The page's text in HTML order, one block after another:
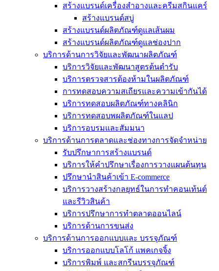
สร้างแบรนด์เครื่องสำอางและครีมสกินแคร์
สร้างแบรนด์สบู่
สร้างแบรนด์ผลิตภัณฑ์ดูแลเส้นผม
สร้างแบรนด์ผลิตภัณฑ์ดูแลช่องปาก
บริการด้านการวิจัยและพัฒนาผลิตภัณฑ์
บริการวิจัยและพัฒนาสูตรต้นตำรับ
บริการตรวจสารต้องห้ามในผลิตภัณฑ์
การทดสอบความสเถียรและความเข้ากันได้
บริการทดสอบผลิตภัณฑ์ทางคลินิก
บริการทดสอบพผลิตภัณฑ์ในแลป
บริการอบรมและสัมมนา
บริการด้านการตลาดและช่องทางการจัดจำหน่าย
รับปรึกษาการสร้างแบรนด์
บริการให้คำปรึกษาเรื่องการวางแผนต้นทุน
ปรึกษานำสินค้าเข้า E-commerce
บริการวางสร้างกลยุทธ์ในการทำคอนเท้นต์
และรีวิวสินค้า
บริการปรึกษาการทำตลาดออนไลน์
บริการด้านการขนส่ง
บริการด้านการออกแบบและ บรรจุภัณฑ์
บริการออกแบบโลโก้ แพคเกจจิ้ง
บริการพิมพ์ และสกรีนบรรจุภัณฑ์